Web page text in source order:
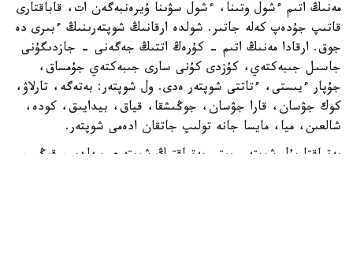
مەنىڭ اتىم ءشول وتىنا، ءشول سۋىنا ۇيرەنبەگەن ات، قاباقتارى
قاتىپ جۇدەپ كەلە جاتىر. شولدە ارقانىڭ شوپتەرىنىڭ ءبىرى دە
جوق. ارقادا مەنىڭ اتىم - كۇرەڭ اتتىڭ جەگەنى - جازدىگۇنى
جاسىل جىبەكتەي، كۇزدى كۇنى سارى جىبەكتەي جۇمساق،
جۇپار ءيىستى، ءتاتتى شوپتەر ەدى. ول شوپتەر: بەتەگە، تارلاۋ،
كوك جۋسان، قارا جۋسان، جوڭىشقا، قياق، بيدايىق، كودە،
شالعىن، ميا، مايسا جانە تولىپ جاتقان ادەمى شوپتەر.
بەتپاقتا بۇل شوپتەر جوق. بەتپاقتىڭ شوپتەرى سەلدىر، قوڭىر،